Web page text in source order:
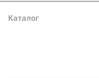
Каталог